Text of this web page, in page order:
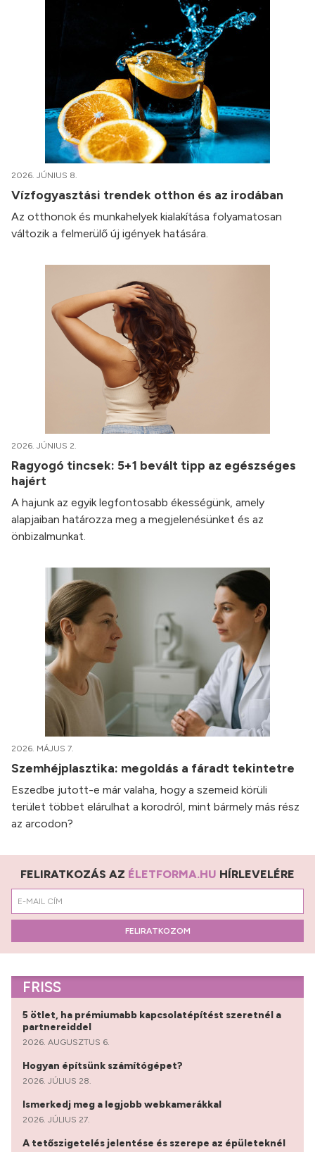
2026. JÚNIUS 8.
Vízfogyasztási trendek otthon és az irodában
Az otthonok és munkahelyek kialakítása folyamatosan
változik a felmerülő új igények hatására.
2026. JÚNIUS 2.
Ragyogó tincsek: 5+1 bevált tipp az egészséges
hajért
A hajunk az egyik legfontosabb ékességünk, amely
alapjaiban határozza meg a megjelenésünket és az
önbizalmunkat.
2026. MÁJUS 7.
Szemhéjplasztika: megoldás a fáradt tekintetre
Eszedbe jutott-e már valaha, hogy a szemeid körüli
terület többet elárulhat a korodról, mint bármely más rész
az arcodon?
FELIRATKOZÁS AZ ÉLETFORMA.HU HÍRLEVELÉRE
FELIRATKOZOM
FRISS
5 ötlet, ha prémiumabb kapcsolatépítést szeretnél a
partnereiddel
2026. AUGUSZTUS 6.
Hogyan építsünk számítógépet?
2026. JÚLIUS 28.
Ismerkedj meg a legjobb webkamerákkal
2026. JÚLIUS 27.
A tetőszigetelés jelentése és szerepe az épületeknél